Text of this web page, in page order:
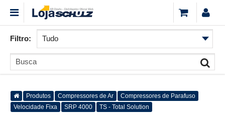
Filtro:
Produtos Compressores de Ar
Compressores de Parafuso
Velocidade Fixa
SRP 4000 TS - Total Solution